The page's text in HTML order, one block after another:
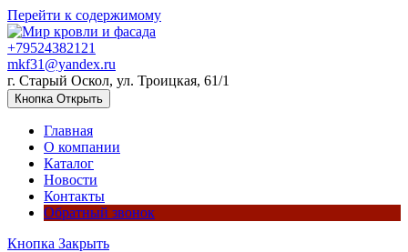
Перейти к содержимому
+79524382121
mkf31@yandex.ru
г. Старый Оскол, ул. Троицкая, 61/1
Кнопка Открыть
Главная
О компании
Каталог
Новости
Контакты
Обратный звонок
Кнопка Закрыть